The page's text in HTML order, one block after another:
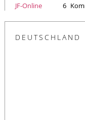
JF-Online 6
DEUTSCHLAND